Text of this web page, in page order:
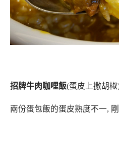
招牌牛肉咖哩飯(蛋皮上撒胡
兩份蛋包飯的蛋皮熟度不一,